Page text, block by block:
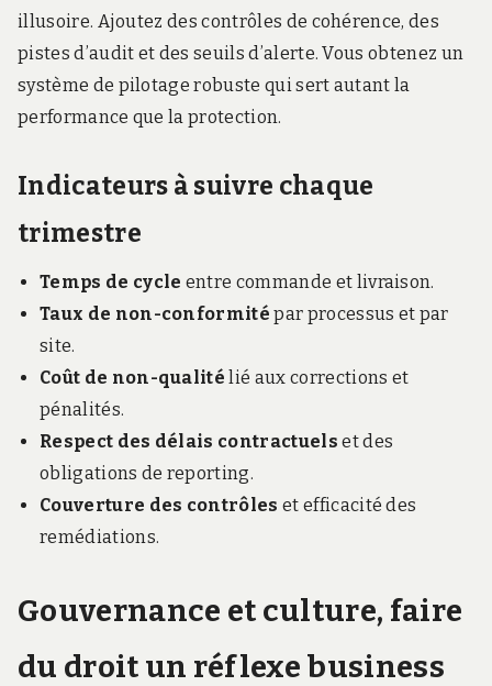
illusoire. Ajoutez des contrôles de cohérence, des
pistes d’audit et des seuils d’alerte. Vous obtenez un
système de pilotage robuste qui sert autant la
performance que la protection.
Indicateurs à suivre chaque
trimestre
Temps de cycle entre commande et livraison.
Taux de non-conformité par processus et par
site.
Coût de non-qualité lié aux corrections et
pénalités.
Respect des délais contractuels et des
obligations de reporting.
Couverture des contrôles et efficacité des
remédiations.
Gouvernance et culture, faire
du droit un réflexe business